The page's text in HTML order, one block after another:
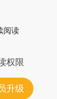
阅读
权限
升级